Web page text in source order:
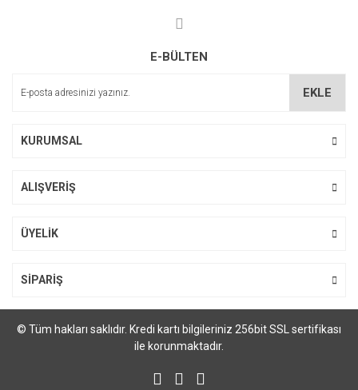
E-BÜLTEN
EKLE
KURUMSAL
ALIŞVERİŞ
ÜYELİK
SİPARİŞ
© Tüm hakları saklıdır. Kredi kartı bilgileriniz 256bit SSL sertifikası
ile korunmaktadır.